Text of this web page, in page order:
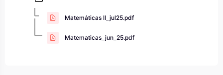
Matemáticas II_jul25.pdf
Matematicas_jun_25.pdf